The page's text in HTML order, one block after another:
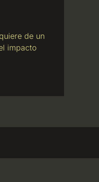
de un
impacto